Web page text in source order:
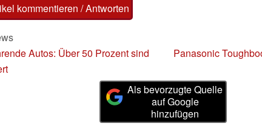
kommentieren / Antworten
Autos: Über 50 Prozent sind
Panasonic
Als bevorzugte Quelle
auf Google
hinzufügen